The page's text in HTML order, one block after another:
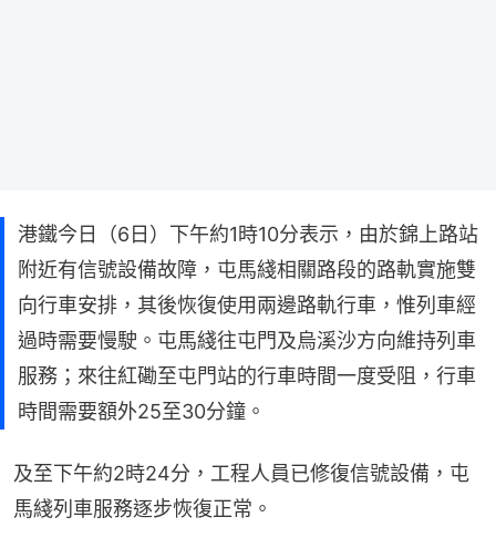
港鐵今日（6日）下午約1時10分表示，由於錦上路站
附近有信號設備故障，屯馬綫相關路段的路軌實施雙
向行車安排，其後恢復使用兩邊路軌行車，惟列車經
過時需要慢駛。屯馬綫往屯門及烏溪沙方向維持列車
服務；來往紅磡至屯門站的行車時間一度受阻，行車
時間需要額外25至30分鐘。
及至下午約2時24分，工程人員已修復信號設備，屯
馬綫列車服務逐步恢復正常。